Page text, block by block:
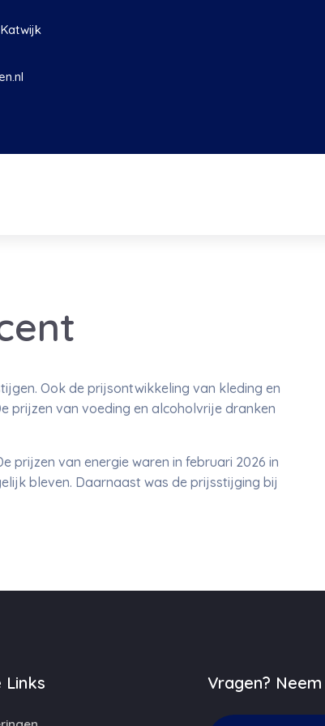
Ook de prijsontwikkeling van kleding en
prijzen van voeding en alcoholvrije dranken
prijzen van energie waren in februari 2026 in
bleven. Daarnaast was de prijsstijging bij
Links Vragen?